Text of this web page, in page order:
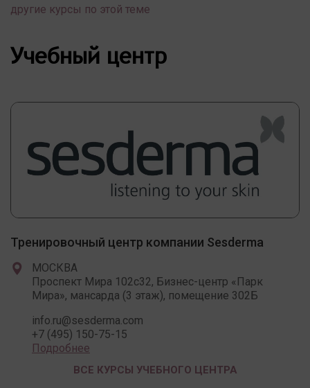
другие курсы по этой теме
Учебный центр
Тренировочный центр компании Sesderma
МОСКВА
Проспект Мира 102c32, Бизнес-центр «Парк
Мира», мансарда (3 этаж), помещение 302Б
info.ru@sesderma.com
+7 (495) 150-75-15
Подробнее
ВСЕ КУРСЫ УЧЕБНОГО ЦЕНТРА